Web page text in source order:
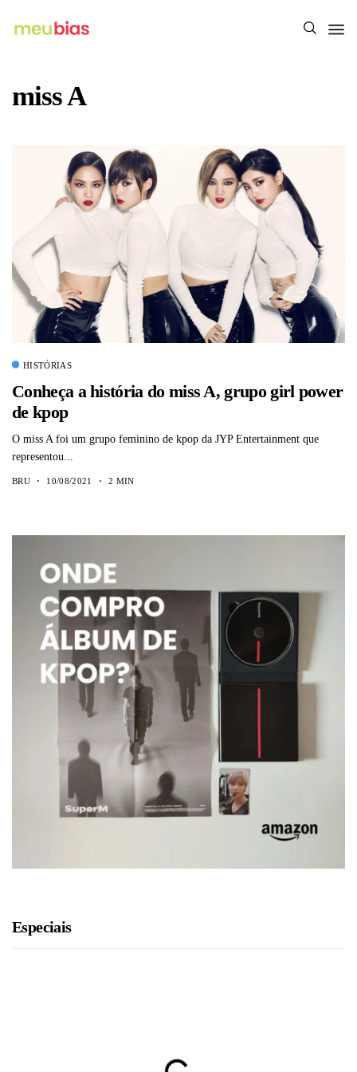
miss A
HISTÓRIAS
Conheça a história do miss A, grupo girl power
de kpop
O miss A foi um grupo feminino de kpop da JYP Entertainment que
representou...
BRU 10/08/2021 2 MIN
Especiais